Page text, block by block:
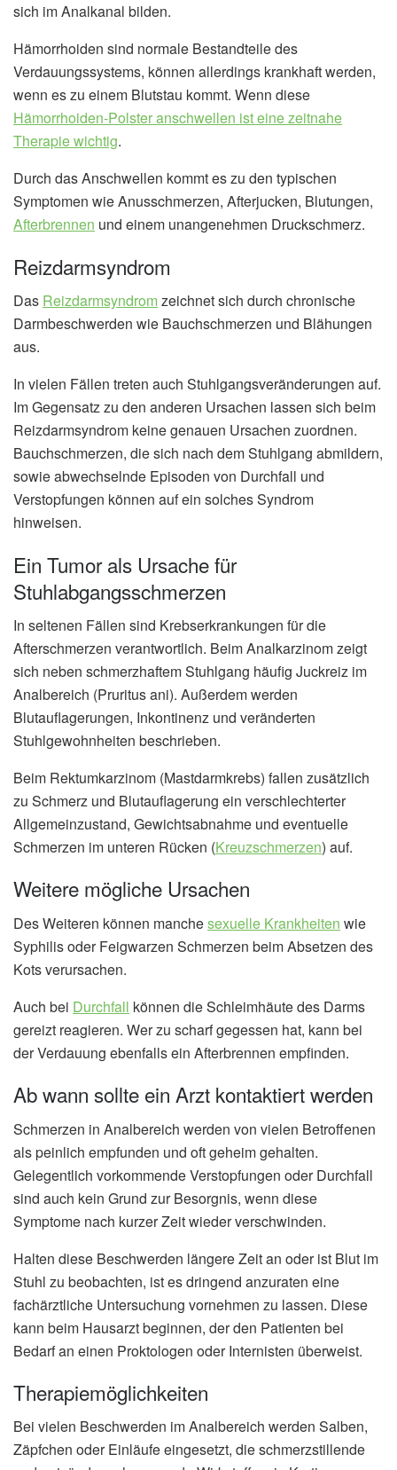
sich im Analkanal bilden.
Hämorrhoiden sind normale Bestandteile des
Verdauungssystems, können allerdings krankhaft werden,
wenn es zu einem Blutstau kommt. Wenn diese
Hämorrhoiden-Polster anschwellen ist eine zeitnahe
Therapie wichtig.
Durch das Anschwellen kommt es zu den typischen
Symptomen wie Anusschmerzen, Afterjucken, Blutungen,
Afterbrennen und einem unangenehmen Druckschmerz.
Reizdarmsyndrom
Das Reizdarmsyndromzeichnet sich durch chronische
Darmbeschwerden wie Bauchschmerzen und Blähungen
aus.
In vielen Fällen treten auch Stuhlgangsveränderungen auf.
Im Gegensatz zu den anderen Ursachen lassen sich beim
Reizdarmsyndrom keine genauen Ursachen zuordnen.
Bauchschmerzen, die sich nach dem Stuhlgang abmildern,
sowie abwechselnde Episoden von Durchfall und
Verstopfungen können auf ein solches Syndrom
hinweisen.
Ein Tumor als Ursache für
Stuhlabgangsschmerzen
In seltenen Fällen sind Krebserkrankungen für die
Afterschmerzen verantwortlich. Beim Analkarzinom zeigt
sich neben schmerzhaftem Stuhlgang häufig Juckreiz im
Analbereich (Pruritus ani). Außerdem werden
Blutauflagerungen, Inkontinenz und veränderten
Stuhlgewohnheiten beschrieben.
Beim Rektumkarzinom (Mastdarmkrebs) fallen zusätzlich
zu Schmerz und Blutauflagerung ein verschlechterter
Allgemeinzustand, Gewichtsabnahme und eventuelle
Schmerzen im unteren Rücken (Kreuzschmerzen) auf.
Weitere mögliche Ursachen
Des Weiteren können manchesexuelle Krankheiten wie
Syphilis oder Feigwarzen Schmerzen beim Absetzen des
Kots verursachen.
Auch bei Durchfall können die Schleimhäute des Darms
gereizt reagieren. Wer zu scharf gegessen hat, kann bei
der Verdauung ebenfalls ein Afterbrennen empfinden.
Ab wann sollte ein Arzt kontaktiert werden
Schmerzen in Analbereich werden von vielen Betroffenen
als peinlich empfunden und oft geheim gehalten.
Gelegentlich vorkommende Verstopfungen oder Durchfall
sind auch kein Grund zur Besorgnis, wenn diese
Symptome nach kurzer Zeit wieder verschwinden.
Halten diese Beschwerden längere Zeit an oder ist Blut im
Stuhl zu beobachten, ist es dringend anzuraten eine
fachärztliche Untersuchung vornehmen zu lassen. Diese
kann beim Hausarzt beginnen, der den Patienten bei
Bedarf an einen Proktologen oder Internisten überweist.
Therapiemöglichkeiten
Bei vielen Beschwerden im Analbereich werden Salben,
Zäpfchen oder Einläufe eingesetzt, die schmerzstillende